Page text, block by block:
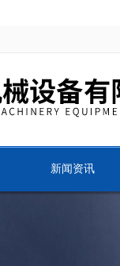
新闻资讯